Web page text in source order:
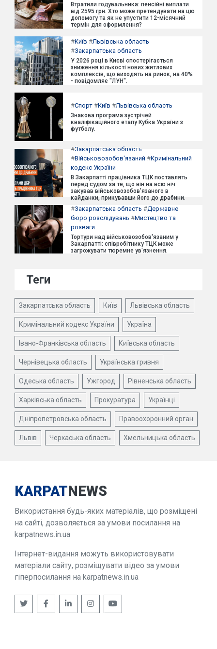
Втратили годувальника: пенсійні виплати
від 2595 грн. Хто може претендувати на цю
допомогу та як не упустити 12-місячний
термін для оформлення?
#Київ #Львівська область
#Закарпатська область
У 2026 році в Києві спостерігається
зниження кількості нових житлових
комплексів, що виходять на ринок, на 40%
- повідомляє "ЛУН".
#Спорт #Київ #Львівська область
Знакова програма зустрічей
кваліфікаційного етапу Кубка України з
футболу.
#Закарпатська область
#Військовозобов'язаний #Кримінальний
кодекс України
В Закарпатті працівника ТЦК поставлять
перед судом за те, що він на всю ніч
закував військовозобов'язаного в
кайданки, прикувавши його до драбини.
#Закарпатська область #Державне
бюро розслідувань #Мистецтво та
розваги
Тортури над військовозобов'язаним у
Закарпатті: співробітнику ТЦК може
загрожувати тюремне ув'язнення.
Теги
Закарпатська область Київ Львівська область
Кримінальний кодекс України Україна
Івано-Франківська область Київська область
Чернівецька область Українська гривня
Одеська область Ужгород Рівненська область
Харківська область Прокуратура Українці
Дніпропетровська область Правоохоронний орган
Львів Черкаська область Хмельницька область
KARPATNEWS
Використання будь-яких матеріалів, що розміщені
на сайті, дозволяється за умови посилання на
karpatnews.in.ua
Інтернет-видання можуть використовувати
матеріали сайту, розміщувати відео за умови
гіперпосилання на karpatnews.in.ua